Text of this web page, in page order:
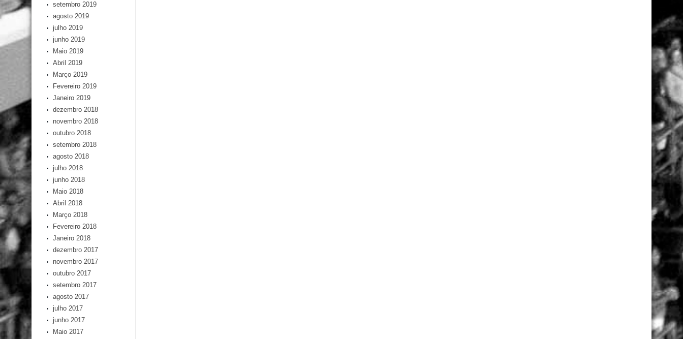
setembro 2019
agosto 2019
julho 2019
junho 2019
Maio 2019
Abril 2019
Março 2019
Fevereiro 2019
Janeiro 2019
dezembro 2018
novembro 2018
outubro 2018
setembro 2018
agosto 2018
julho 2018
junho 2018
Maio 2018
Abril 2018
Março 2018
Fevereiro 2018
Janeiro 2018
dezembro 2017
novembro 2017
outubro 2017
setembro 2017
agosto 2017
julho 2017
junho 2017
Maio 2017